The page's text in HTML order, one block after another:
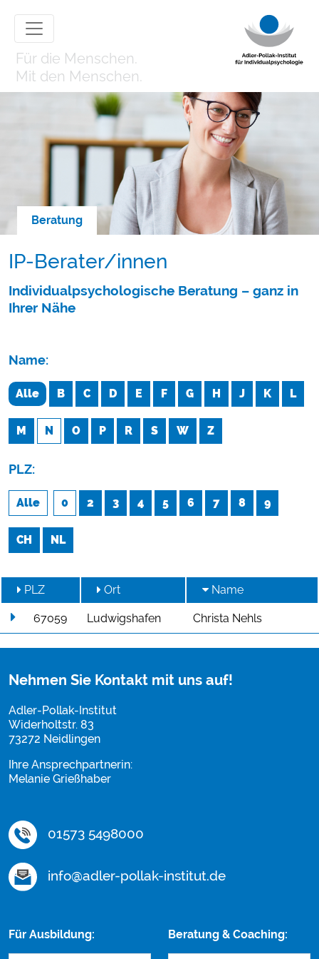
Für die Menschen.
Mit den Menschen.
Beratung
IP-Berater/innen
Individualpsychologische Beratung – ganz in
Ihrer Nähe
Name:
Alle B C D E F G H J K L
M N O P R S W Z
PLZ:
Alle 0 2 3 4 5 6 7 8 9
CH NL
PLZ Ort Name
67059 Ludwigshafen Christa Nehls
Nehmen Sie Kontakt mit uns auf!
Adler-Pollak-Institut
Widerholtstr. 83
73272 Neidlingen
Ihre Ansprechpartnerin:
Melanie Grießhaber
01573 5498000
info@adler-pollak-institut.de
Für Ausbildung: Beratung & Coaching: